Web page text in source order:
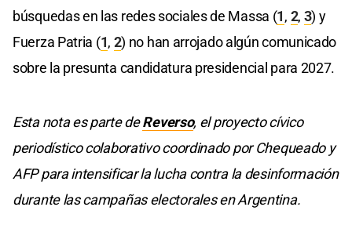
búsquedas en las redes sociales de Massa (1, 2, 3) y
Fuerza Patria (1, 2) no han arrojado algún comunicado
sobre la presunta candidatura presidencial para 2027.
Esta nota es parte deReverso, el proyecto cívico
periodístico colaborativo coordinado por Chequeado y
AFP para intensificar la lucha contra la desinformación
durante las campañas electorales en Argentina.